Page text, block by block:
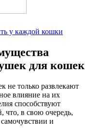
у каждой кошки
для кошек
не только развлекают
влияние на их
способствуют
что, в свою очередь,
и